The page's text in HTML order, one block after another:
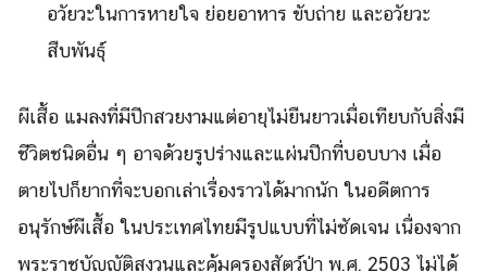
อวัยวะในการหายใจ ย่อยอาหาร ขับถ่าย และอวัยวะ
สืบพันธุ์
ผีเสื้อ แมลงที่มีปีกสวยงามแต่อายุไม่ยืนยาวเมื่อเทียบกับสิ่งมี
ชีวิตชนิดอื่น ๆ อาจด้วยรูปร่างและแผ่นปีกที่บอบบาง เมื่อ
ตายไปก็ยากที่จะบอกเล่าเรื่องราวได้มากนัก ในอดีตการ
อนุรักษ์ผีเสื้อ ในประเทศไทยมีรูปแบบที่ไม่ชัดเจน เนื่องจาก
พระราชบัญญัติสงวนและคุ้มครองสัตว์ป่า พ.ศ. 2503 ไม่ได้